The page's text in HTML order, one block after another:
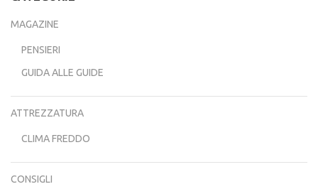
MAGAZINE
PENSIERI
GUIDA ALLE GUIDE
ATTREZZATURA
CLIMA FREDDO
CONSIGLI